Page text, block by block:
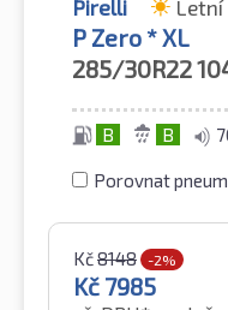
Pirelli
P Zero * XL
285/30R22
B B
Porovnat
Kč8148 -2%
Kč 7985